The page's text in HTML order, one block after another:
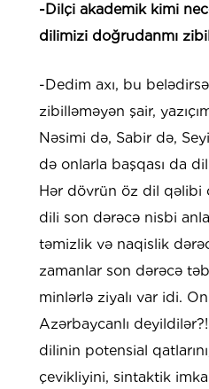
-Dilçi akademik kimi
dilimizi doğrudanmı
-Dedim axı, bu
zibilləməyən şair,
Nəsimi də, Sabir də,
də onlarla başqası da
Hər dövrün öz dil qəlibi
dili son dərəcə nisbi
təmizlik və naqislik
zamanlar son dərəcə
minlərlə ziyalı var idi.
Azərbaycanlı
dilinin potensial
çevikliyini, sintaktik